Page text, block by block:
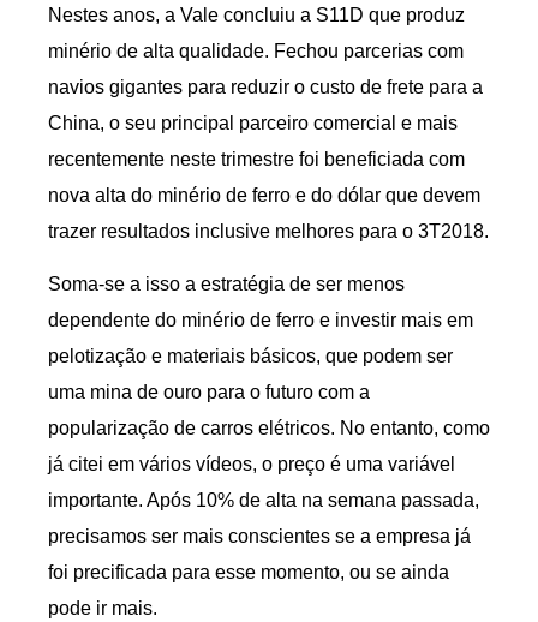
Nestes anos, a Vale concluiu a S11D que produz
minério de alta qualidade. Fechou parcerias com
navios gigantes para reduzir o custo de frete para a
China, o seu principal parceiro comercial e mais
recentemente neste trimestre foi beneficiada com
nova alta do minério de ferro e do dólar que devem
trazer resultados inclusive melhores para o 3T2018.
Soma-se a isso a estratégia de ser menos
dependente do minério de ferro e investir mais em
pelotização e materiais básicos, que podem ser
uma mina de ouro para o futuro com a
popularização de carros elétricos. No entanto, como
já citei em vários vídeos, o preço é uma variável
importante. Após 10% de alta na semana passada,
precisamos ser mais conscientes se a empresa já
foi precificada para esse momento, ou se ainda
pode ir mais.